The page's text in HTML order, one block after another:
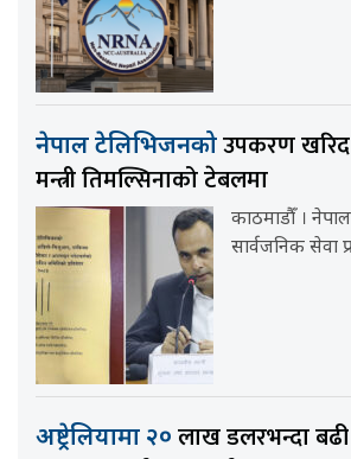
नेपाल टेलिभिजनकोउपकरण
मन्त्री तिमल्सिनाको टेबलमा
काठमाडौँ ।
सार्वजनिक सेवा
अष्ट्रेलियामा २० लाख डलरभन्दा